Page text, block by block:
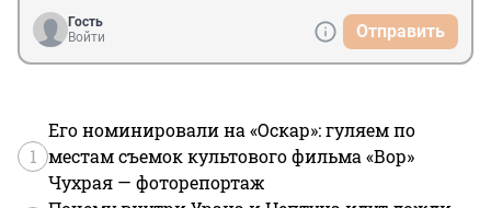
Гость
Войти
Отправить
1
Его номинировали на «Оскар»: гуляем по
местам съемок культового фильма «Вор»
Чухрая — фоторепортаж